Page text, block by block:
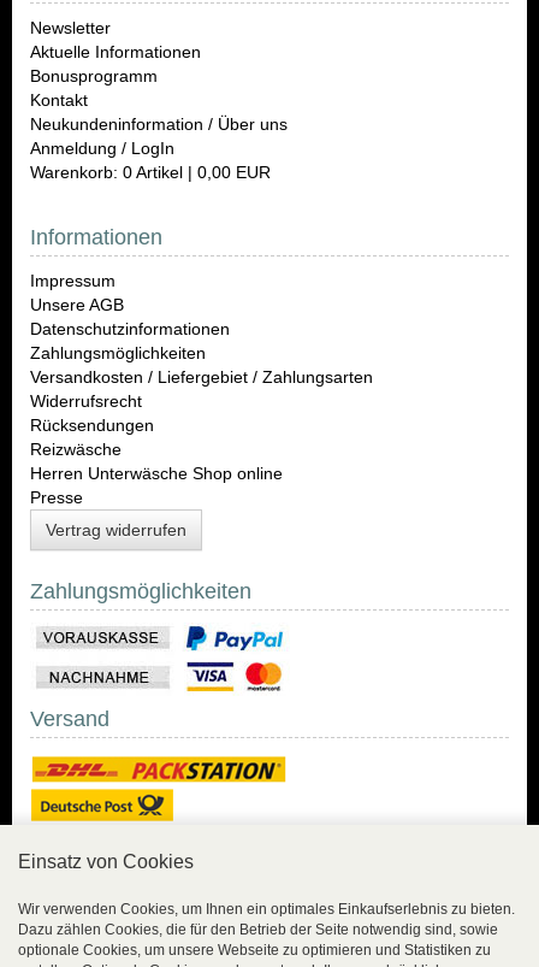
Newsletter
Aktuelle Informationen
Bonusprogramm
Kontakt
Neukundeninformation / Über uns
Anmeldung / LogIn
Warenkorb: 0 Artikel | 0,00 EUR
Informationen
Impressum
Unsere AGB
Datenschutzinformationen
Zahlungsmöglichkeiten
Versandkosten / Liefergebiet / Zahlungsarten
Widerrufsrecht
Rücksendungen
Reizwäsche
Herren Unterwäsche Shop online
Presse
Vertrag widerrufen
Zahlungsmöglichkeiten
Versand
Sicher Einkaufen mit
Trusted Shops und
Einsatz von Cookies
Wir verwenden Cookies, um Ihnen ein optimales Einkaufserlebnis zu bieten.
Dazu zählen Cookies, die für den Betrieb der Seite notwendig sind, sowie
optionale Cookies, um unsere Webseite zu optimieren und Statistiken zu